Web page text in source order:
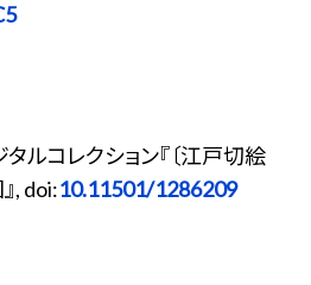
ルコレクション『〔江戸切絵
, doi:10.11501/1286209